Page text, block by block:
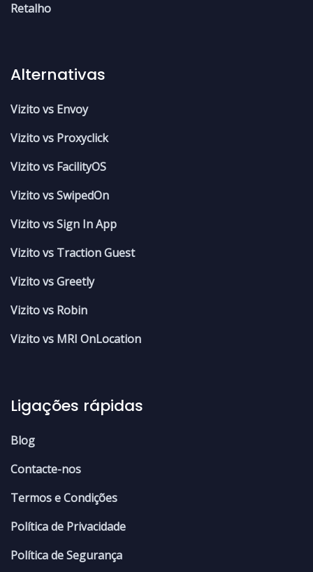
Retalho
Alternativas
Vizito vs Envoy
Vizito vs Proxyclick
Vizito vs FacilityOS
Vizito vs SwipedOn
Vizito vs Sign In App
Vizito vs Traction Guest
Vizito vs Greetly
Vizito vs Robin
Vizito vs MRI OnLocation
Ligações rápidas
Blog
Contacte-nos
Termos e Condições
Política de Privacidade
Política de Segurança